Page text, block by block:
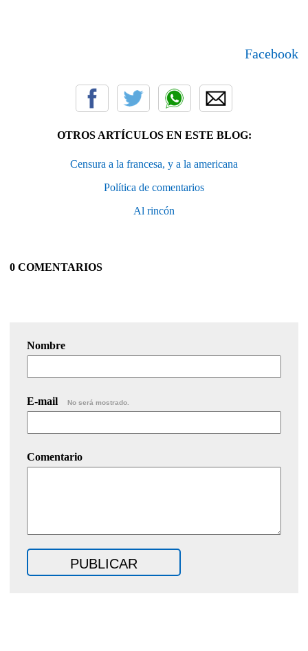
Facebook
OTROS ARTÍCULOS EN ESTE BLOG:
Censura a la francesa, y a la americana
Política de comentarios
Al rincón
0 COMENTARIOS
Nombre
E-mail No será mostrado.
Comentario